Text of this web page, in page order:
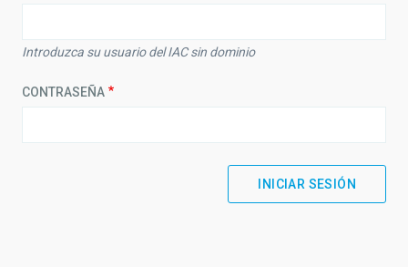
Introduzca su usuario del IAC sin dominio
CONTRASEÑA